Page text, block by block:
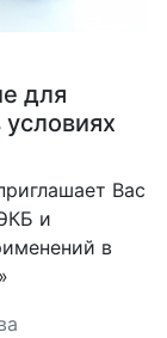
для
Вас
и
в